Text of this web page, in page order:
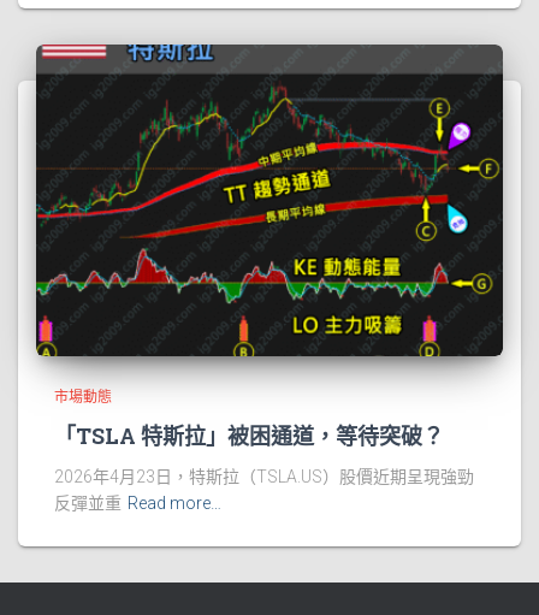
市場動態
「TSLA 特斯拉」被困通道，等待突破？
2026年4月23日，特斯拉（TSLA.US）股價近期呈現強勁
反彈並重 Read more…